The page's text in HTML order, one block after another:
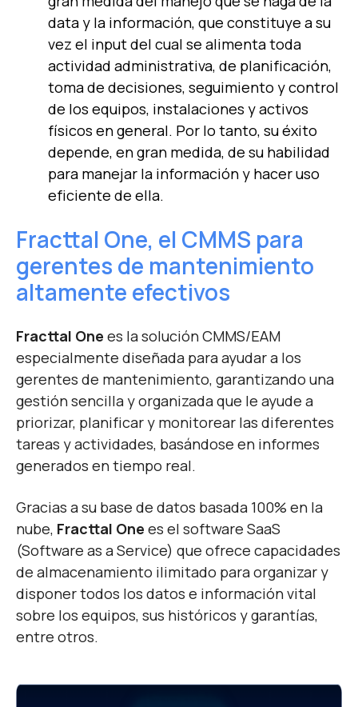
data y la información, que constituye a su
vez el input del cual se alimenta toda
actividad administrativa, de planificación,
toma de decisiones, seguimiento y control
de los equipos, instalaciones y activos
físicos en general. Por lo tanto, su éxito
depende, en gran medida, de su habilidad
para manejar la información y hacer uso
eficiente de ella.
Fracttal One, el CMMS para
gerentes de mantenimiento
altamente efectivos
Fracttal One es la solución CMMS/EAM
especialmente diseñada para ayudar a los
gerentes de mantenimiento, garantizando una
gestión sencilla y organizada que le ayude a
priorizar, planificar y monitorear las diferentes
tareas y actividades, basándose en informes
generados en tiempo real.
Gracias a su base de datos basada 100% en la
nube, Fracttal One es el software SaaS
(Software as a Service) que ofrece capacidades
de almacenamiento ilimitado para organizar y
disponer todos los datos e información vital
sobre los equipos, sus históricos y garantías,
entre otros.